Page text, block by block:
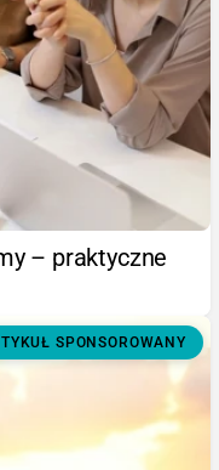
– praktyczne
SPONSOROWANY